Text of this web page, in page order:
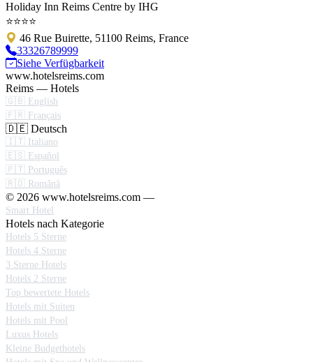
Holiday Inn Reims Centre by IHG
⭐⭐⭐⭐
46 Rue Buirette, 51100 Reims, France
33326789999
Siehe Verfügbarkeit
www.hotelsreims.com
Reims — Hotels
🇬🇧 English
🇫🇷 Français
🇩🇪 Deutsch
🇮🇹 Italiano
🇪🇸 Español
🇵🇹 Português
🇷🇴 Română
© 2026 www.hotelsreims.com —
Smart Hotel
Hotels nach Kategorie
Hotels 5 Sterne
Hotels 4 Sterne
3 Sterne Hotels
Hotels 2 Sterne
Top bewertete Hotels
Hotels mit Suiten
Hotels mit Pool
Luxus Hotels
Kleine Budgethotels